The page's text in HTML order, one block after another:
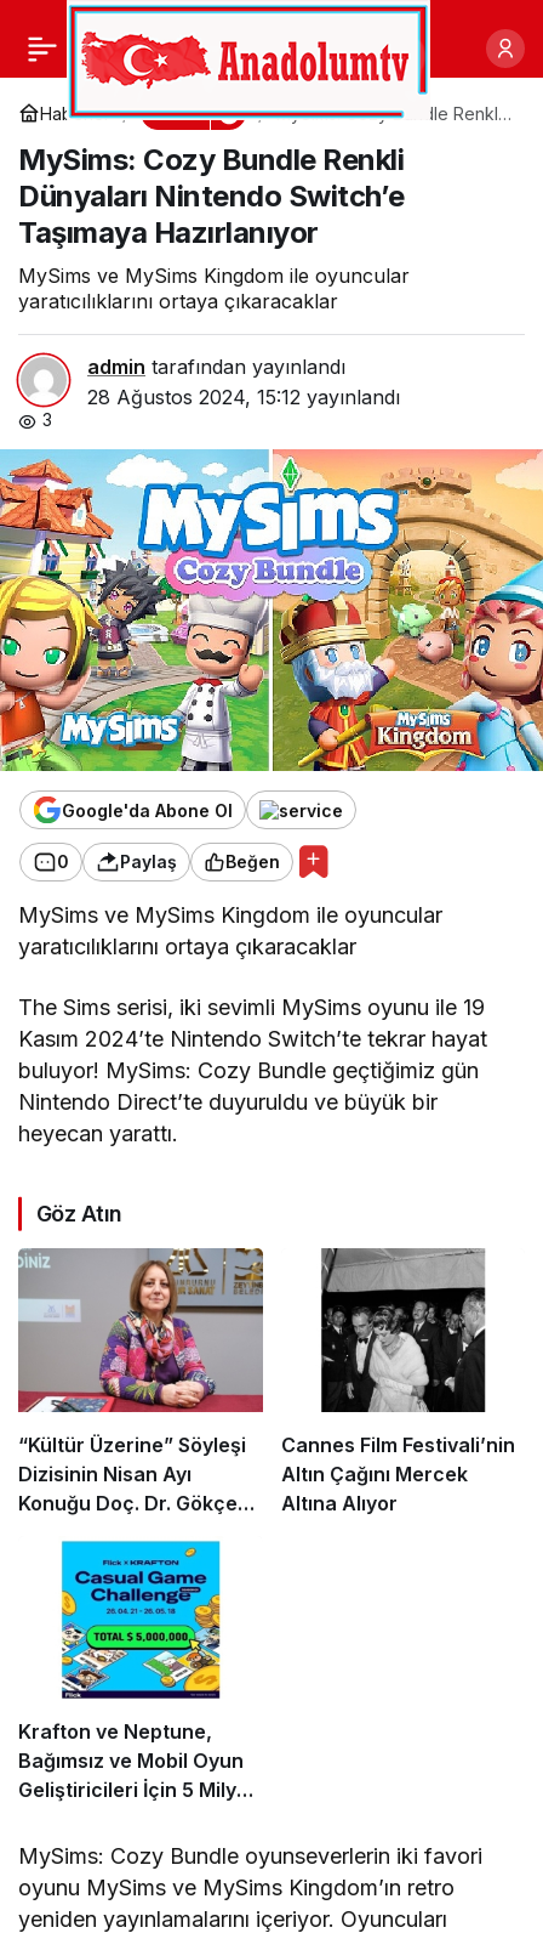
Haberler Bilim
MySims: Cozy Bundle Renkli
Taşımaya Hazırlanıyor
MySims: Cozy Bundle Renkli
Dünyaları Nintendo Switch’e
Taşımaya Hazırlanıyor
MySims ve MySims Kingdom ile oyuncular
yaratıcılıklarını ortaya çıkaracaklar
admin tarafından yayınlandı
28 Ağustos 2024, 15:12 yayınlandı
3
Google'da Abone Ol
0 Paylaş Beğen
MySims ve MySims Kingdom ile oyuncular
yaratıcılıklarını ortaya çıkaracaklar
The Sims serisi, iki sevimli MySims oyunu ile 19
Kasım 2024’te Nintendo Switch’te tekrar hayat
buluyor! MySims: Cozy Bundle geçtiğimiz gün
Nintendo Direct’te duyuruldu ve büyük bir
heyecan yarattı.
Göz Atın
“Kültür Üzerine” Söyleşi
Dizisinin Nisan Ayı
Konuğu Doç. Dr. Gökçe
Cannes Film Festivali’nin
Altın Çağını Mercek
Altına Alıyor
Krafton ve Neptune,
Bağımsız ve Mobil Oyun
Geliştiricileri İçin 5 Milyon
Yarışmasını Başlattı
MySims: Cozy Bundle oyunseverlerin iki favori
oyunu MySims ve MySims Kingdom’ın retro
yeniden yayınlamalarını içeriyor. Oyuncuları
Eleştirmenlerden Tam
Not Alan ATATÜRK 1881-
1919 Filmleri ve
Sonrasında Dizi
Versiyonu Prime
Video’da Yayınlanacak
Paylaş